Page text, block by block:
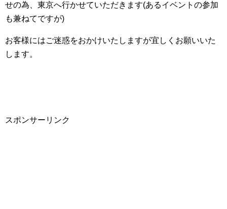
せの為、東京へ行かせていただきます(あるイベントの参加
も兼ねてですが)
お客様にはご迷惑をおかけいたしますが宜しくお願いいた
します。
スポンサーリンク